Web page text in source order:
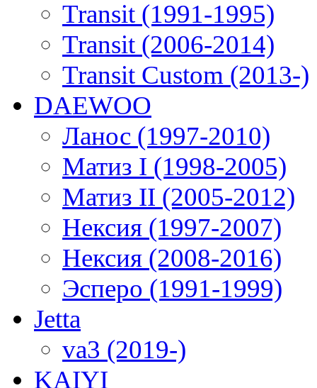
Transit (1991-1995)
Transit (2006-2014)
Transit Custom (2013-)
DAEWOO
Ланос (1997-2010)
Матиз I (1998-2005)
Матиз II (2005-2012)
Нексия (1997-2007)
Нексия (2008-2016)
Эсперо (1991-1999)
Jetta
va3 (2019-)
KAIYI